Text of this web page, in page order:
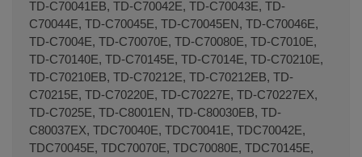
TD-C70041EB, TD-C70042E, TD-C70043E, TD-
C70044E, TD-C70045E, TD-C70045EN, TD-C70046E,
TD-C7004E, TD-C70070E, TD-C70080E, TD-C7010E,
TD-C70140E, TD-C70145E, TD-C7014E, TD-C70210E,
TD-C70210EB, TD-C70212E, TD-C70212EB, TD-
C70215E, TD-C70220E, TD-C70227E, TD-C70227EX,
TD-C7025E, TD-C8001EN, TD-C80030EB, TD-
C80037EX, TDC70040E, TDC70041E, TDC70042E,
TDC70045E, TDC70070E, TDC70080E, TDC70145E,